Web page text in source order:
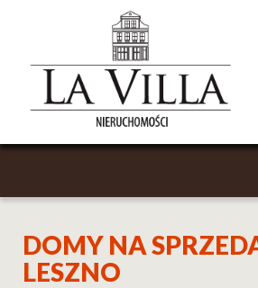
DOMY NA
LESZNO